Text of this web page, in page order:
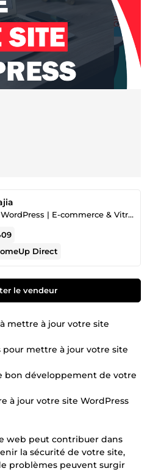
Création de Sites WordPress | E-commerce & Vitrine | 🔧 Maintenance & Optimisation SEO
Direct
le vendeur
mettre à jour votre site
pour mettre à jour votre site
bon développement de votre
à jour votre site WordPress
web peut contribuer dans
la sécurité de votre site,
problèmes peuvent surgir